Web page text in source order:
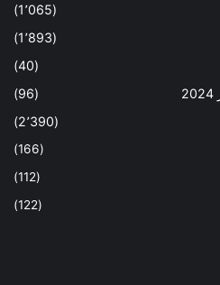
(1٬065)
(1٬893)
(40)
(96)
(2٬390)
(166)
(112)
(122)